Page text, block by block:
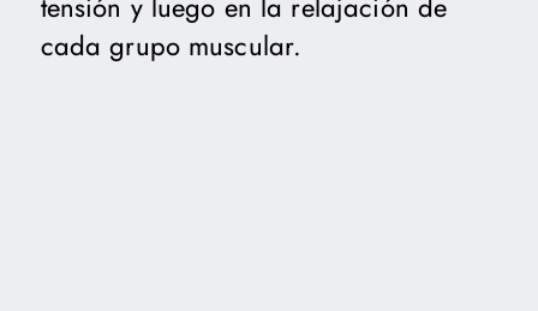
cada grupo muscular.